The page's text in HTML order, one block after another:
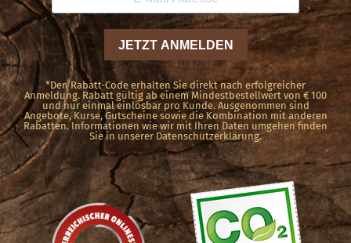
können
der
Produktseite
gewählt
werden
*Den Rabatt-Code erhalten Sie direkt nach erfolgreicher
Anmeldung. Rabatt gültig ab einem Mindestbestellwert von € 100
und nur einmal einlösbar pro Kunde. Ausgenommen sind
Angebote, Kurse, Gutscheine sowie die Kombination mit anderen
Rabatten. Informationen wie wir mit Ihren Daten umgehen finden
Sie in unserer Datenschutzerklärung.